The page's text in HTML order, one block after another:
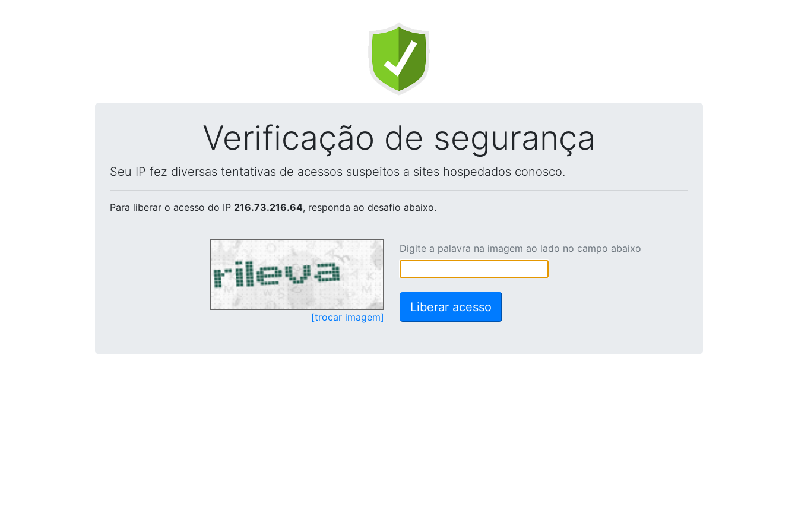
Verificação de segurança
Seu IP fez diversas tentativas de acessos suspeitos a sites hospedados conosco.
Para liberar o acesso do IP 216.73.216.64, responda ao desafio abaixo.
[trocar imagem]
Digite a palavra na imagem ao lado no campo abaixo